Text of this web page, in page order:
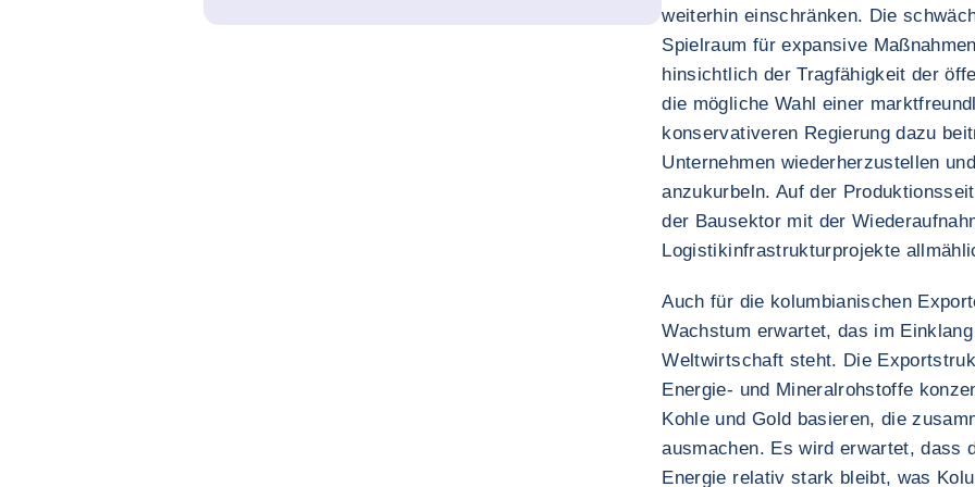
weiterhin einschränken. Die
Spielraum für expansive
hinsichtlich der Tragfähigkeit der
die mögliche Wahl einer
konservativeren Regierung dazu
Unternehmen wiederherzustellen
anzukurbeln. Auf der
der Bausektor mit der
Logistikinfrastrukturprojekte
Auch für die kolumbianischen
Wachstum erwartet, das im
Weltwirtschaft steht. Die
Energie- und Mineralrohstoffe
Kohle und Gold basieren, die
ausmachen. Es wird erwartet, dass
Energie relativ stark bleibt, was